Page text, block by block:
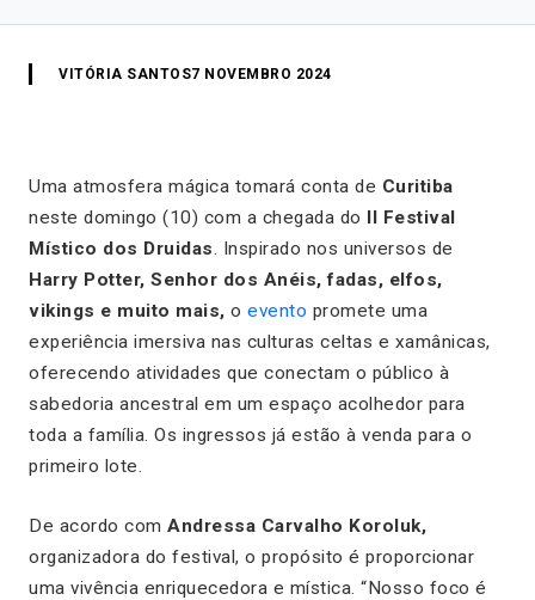
VITÓRIA SANTOS7 NOVEMBRO 2024
Uma atmosfera mágica tomará conta de Curitiba
neste domingo (10) com a chegada do II Festival
Místico dos Druidas. Inspirado nos universos de
Harry Potter, Senhor dos Anéis, fadas, elfos,
vikings e muito mais, o evento promete uma
experiência imersiva nas culturas celtas e xamânicas,
oferecendo atividades que conectam o público à
sabedoria ancestral em um espaço acolhedor para
toda a família. Os ingressos já estão à venda para o
primeiro lote.
De acordo com Andressa Carvalho Koroluk,
organizadora do festival, o propósito é proporcionar
uma vivência enriquecedora e mística. “Nosso foco é